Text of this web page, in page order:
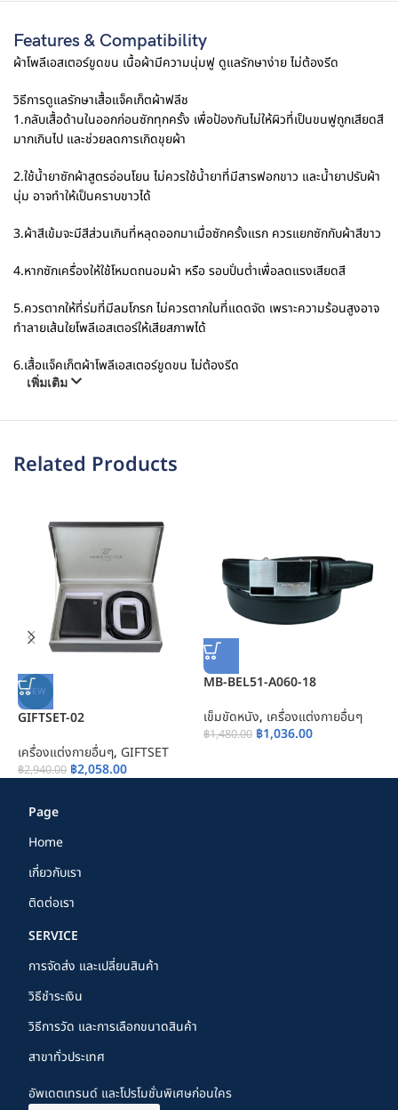
Features & Compatibility
ผ้าโพลีเอสเตอร์ขูดขน เนื้อผ้ามีความนุ่มฟู ดูแลรักษาง่าย ไม่ต้องรีด
วิธีการดูแลรักษาเสื้อแจ็คเก็ตผ้าฟลีช
1.กลับเสื้อด้านในออกก่อนซักทุกครั้ง เพื่อป้องกันไม่ให้ผิวที่เป็นขนฟูถูกเสียดสี
มากเกินไป และช่วยลดการเกิดขุยผ้า
2.ใช้น้ำยาซักผ้าสูตรอ่อนโยน ไม่ควรใช้น้ำยาที่มีสารฟอกขาว และน้ำยาปรับผ้า
นุ่ม อาจทำให้เป็นคราบขาวได้
3.ผ้าสีเข้มจะมีสีส่วนเกินที่หลุดออกมาเมื่อซักครั้งแรก ควรแยกซักกับผ้าสีขาว
4.หากซักเครื่องให้ใช้โหมดถนอมผ้า หรือ รอบปั่นต่ำเพื่อลดแรงเสียดสี
5.ควรตากให้ที่ร่มที่มีลมโกรก ไม่ควรตากในที่แดดจัด เพราะความร้อนสูงอาจ
ทำลายเส้นใยโพลีเอสเตอร์ให้เสียสภาพได้
6.เสื้อแจ็คเก็ตผ้าโพลีเอสเตอร์ขูดขน ไม่ต้องรีด
เพิ่มเติม
Related Products
NEW
GIFTSET-02
เครื่องแต่งกายอื่นๆ, GIFTSET
฿2,940.00 ฿2,058.00
MB-BEL51-A060-18
เข็มขัดหนัง, เครื่องแต่งกายอื่นๆ
฿1,480.00 ฿1,036.00
Page
Home
เกี่ยวกับเรา
ติดต่อเรา
SERVICE
การจัดส่ง และเปลี่ยนสินค้า
วิธีชำระเงิน
วิธีการวัด และการเลือกขนาดสินค้า
สาขาทั่วประเทศ
อัพเดตเทรนด์ และโปรโมชั่นพิเศษก่อนใคร